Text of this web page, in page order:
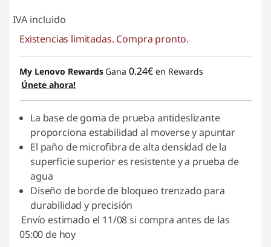
IVA incluido
Existencias limitadas. Compra pronto.
My Lenovo Rewards Gana 0.24€ en Rewards
Únete ahora!
La base de goma de prueba antideslizante
proporciona estabilidad al moverse y apuntar
El paño de microfibra de alta densidad de la
superficie superior es resistente y a prueba de
agua
Diseño de borde de bloqueo trenzado para
durabilidad y precisión
Envío estimado el 11/08 si compra antes de las
05:00 de hoy